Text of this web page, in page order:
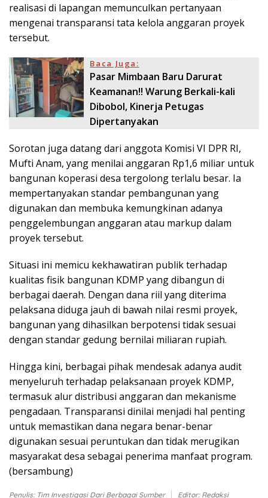
realisasi di lapangan memunculkan pertanyaan
mengenai transparansi tata kelola anggaran proyek
tersebut.
Baca Juga:
Pasar Mimbaan Baru Darurat
Keamanan!! Warung Berkali-kali
Dibobol, Kinerja Petugas
Dipertanyakan
Sorotan juga datang dari anggota Komisi VI DPR RI,
Mufti Anam, yang menilai anggaran Rp1,6 miliar untuk
bangunan koperasi desa tergolong terlalu besar. Ia
mempertanyakan standar pembangunan yang
digunakan dan membuka kemungkinan adanya
penggelembungan anggaran atau markup dalam
proyek tersebut.
Situasi ini memicu kekhawatiran publik terhadap
kualitas fisik bangunan KDMP yang dibangun di
berbagai daerah. Dengan dana riil yang diterima
pelaksana diduga jauh di bawah nilai resmi proyek,
bangunan yang dihasilkan berpotensi tidak sesuai
dengan standar gedung bernilai miliaran rupiah.
Hingga kini, berbagai pihak mendesak adanya audit
menyeluruh terhadap pelaksanaan proyek KDMP,
termasuk alur distribusi anggaran dan mekanisme
pengadaan. Transparansi dinilai menjadi hal penting
untuk memastikan dana negara benar-benar
digunakan sesuai peruntukan dan tidak merugikan
masyarakat desa sebagai penerima manfaat program.
(bersambung)
Penulis: Tim Investigasi Dari Berbagai Sumber Editor: Redaksi